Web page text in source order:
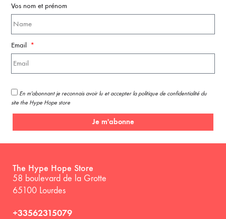
Vos nom et prénom
Email
En m'abonnant je reconnais avoir lu et accepter la politique de confidentialité du
site the Hype Hope store
Je m'abonne
The Hype Hope Store
58 boulevard de la Grotte
65100 Lourdes
+33562315079